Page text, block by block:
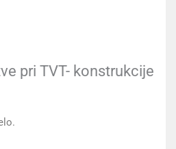
pri TVT- konstrukcije